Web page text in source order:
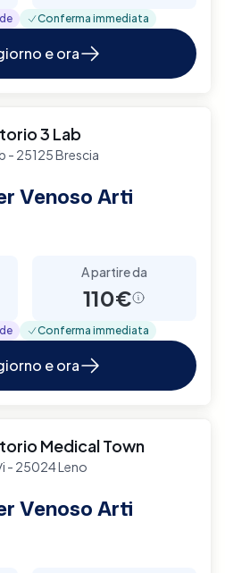
Conferma immediata
e ora
3 Lab
- 25125 Brescia
Venoso Arti
A partire da
110€
Conferma immediata
e ora
Medical Town
- 25024 Leno
Venoso Arti